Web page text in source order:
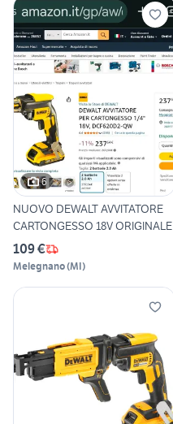
6
NUOVO DEWALT AVVITATORE
CARTONGESSO 18V ORIGINALE
109 €
Melegnano(MI)